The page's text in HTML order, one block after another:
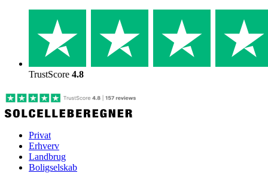
TrustScore 4.8
Privat
Erhverv
Landbrug
Boligselskab